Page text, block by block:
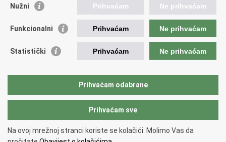
Pravo na pristup informacijama
Pristup otvorenim podacima ministarstva
Važne poveznice
Pučka pravobraniteljica
Državna škola za javnu upravu
Copyright © 2026 Državni inspektorat.
Nužni Prihvaćam Ne prihvaćam
Funkcionalni Prihvaćam Ne prihvaćam
Statistički Prihvaćam Ne prihvaćam
Prihvaćam odabrane
Prihvaćam sve
Na ovoj mrežnoj stranci koriste se kolačići. Molimo Vas da